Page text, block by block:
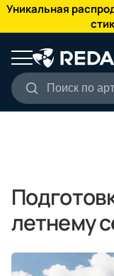
Уникальная
Поиск по
КАТАЛОГ
летнему